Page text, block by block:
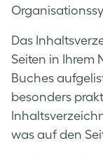
Das
Seiten in Ihrem
Buches
besonders
was auf den